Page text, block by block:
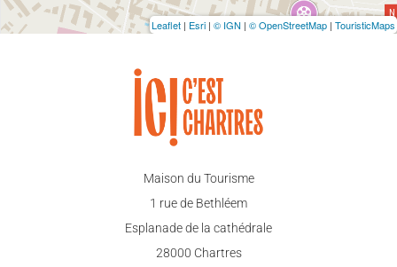
Leaflet | Esri | © IGN | © OpenStreetMap | TouristicMaps
Maison du Tourisme
1 rue de Bethléem
Esplanade de la cathédrale
28000 Chartres